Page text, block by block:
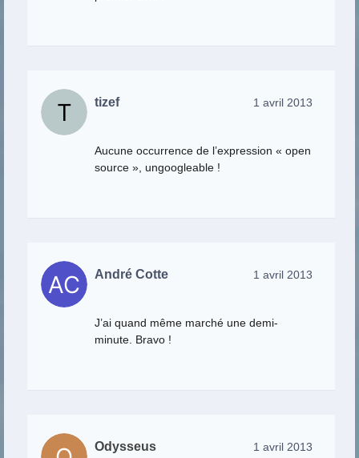
tizef 1 avril 2013
Aucune occurrence de l’expression « open
source », ungoogleable !
André Cotte 1 avril 2013
J’ai quand même marché une demi-
minute. Bravo !
Odysseus 1 avril 2013